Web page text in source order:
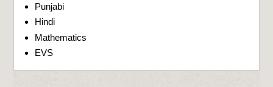
Punjabi
Hindi
Mathematics
EVS